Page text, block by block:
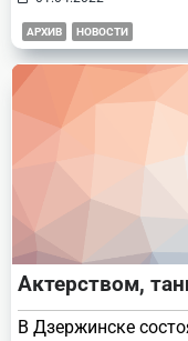
АРХИВ НОВОСТИ
Актерством,
В Дзержинске